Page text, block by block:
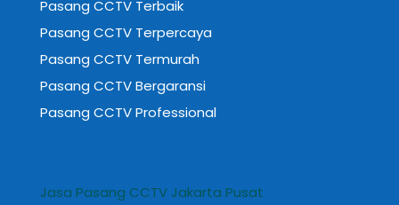
Pasang CCTV Terbaik
Pasang CCTV Terpercaya
Pasang CCTV Termurah
Pasang CCTV Bergaransi
Pasang CCTV Professional
Jasa Pasang CCTV Jakarta Pusat